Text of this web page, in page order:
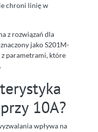
chroni linię w
z rozwiązań dla
jako S201M-
parametrami, które
10A?
wpływa na